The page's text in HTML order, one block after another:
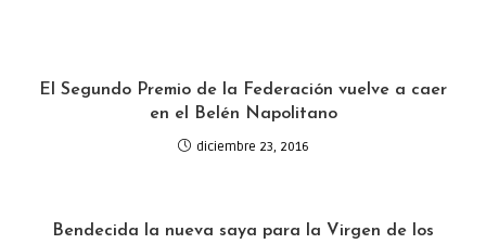
El Segundo Premio de la Federación vuelve a caer
en el Belén Napolitano
diciembre 23, 2016
Bendecida la nueva saya para la Virgen de los